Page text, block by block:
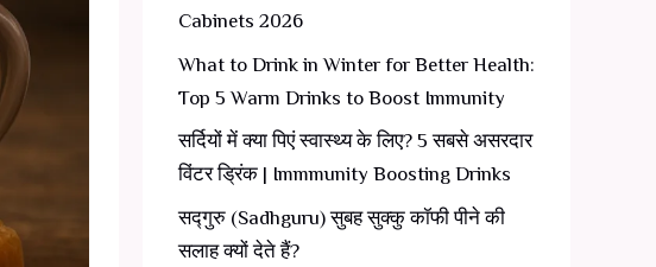
Cabinets 2026
What to Drink in Winter for Better Health:
Top 5 Warm Drinks to Boost Immunity
सर्दियों में क्या पिएं स्वास्थ्य के लिए? 5 सबसे असरदार
विंटर ड्रिंक | Immmunity Boosting Drinks
सद्गुरु (Sadhguru) सुबह सुक्कु कॉफी पीने की
सलाह क्यों देते हैं?